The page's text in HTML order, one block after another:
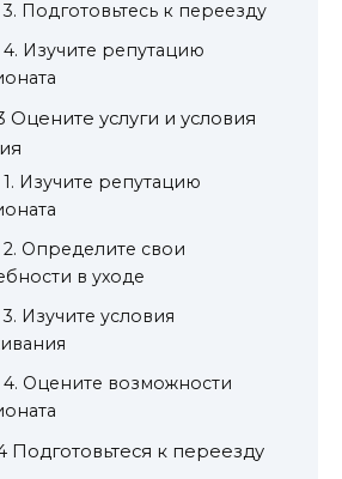
3. Подготовьтесь к переезду
4. Изучите репутацию
Оцените услуги и условия
1. Изучите репутацию
2. Определите свои
в уходе
3. Изучите условия
4. Оцените возможности
Подготовьтеся к переезду